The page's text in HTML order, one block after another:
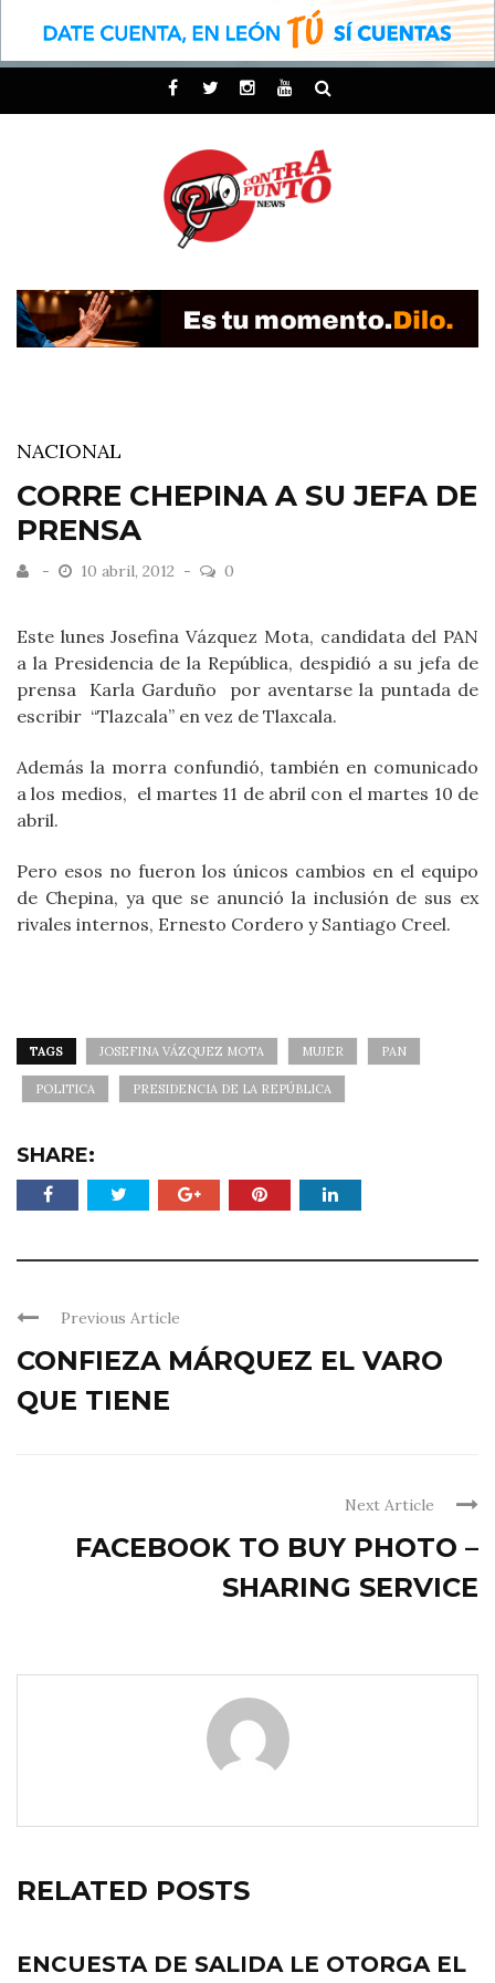
NACIONAL
CORRE CHEPINA A SU JEFA DE
PRENSA
10 abril, 2012 0
Este lunes Josefina Vázquez Mota, candidata del PAN
a la Presidencia de la República, despidió a su jefa de
prensa Karla Garduño por aventarse la puntada de
escribir “Tlazcala” en vez de Tlaxcala.
Además la morra confundió, también en comunicado
a los medios, el martes 11 de abril con el martes 10 de
abril.
Pero esos no fueron los únicos cambios en el equipo
de Chepina, ya que se anunció la inclusión de sus ex
rivales internos, Ernesto Cordero y Santiago Creel.
TAGS JOSEFINA VÁZQUEZ MOTA MUJER PAN
POLITICA PRESIDENCIA DE LA REPÚBLICA
SHARE:
Previous Article
CONFIEZA MÁRQUEZ EL VARO
QUE TIENE
Next Article
FACEBOOK TO BUY PHOTO –
SHARING SERVICE
RELATED POSTS
ENCUESTA DE SALIDA LE OTORGA EL